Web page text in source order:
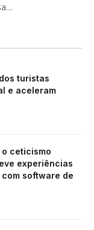
turistas
e aceleram
ceticismo
experiências
software de